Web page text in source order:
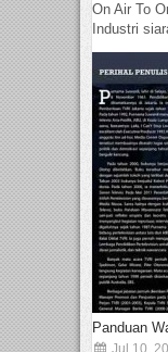
On Air To
Industri
Panduan
Jul 10,